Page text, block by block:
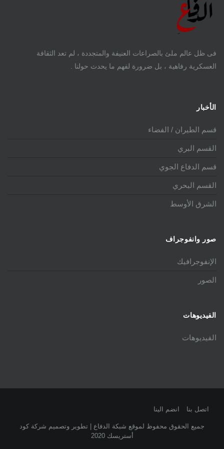
فى ظل عالم ملئ بالصراعات العنيفة والمتجددة ، لم تعد الثقافة
العسكرية رفاهية ، بل ضرورة لفهم ما يحدث حولنا .
الأخبار
قسم الطيران / الفضاء
القسم البري
قسم الدفاع الجوي
القسم البحري
الشرق الأوسط
صور وانفوجراف
الإنفوجرافيك
الصور
الفيديوهات
الفيديوهات
اتصل بنا انضم الينا
جميع الحقوق محفوظ لموقع شبكة الدفاع | تطوير وتصميم شركة كود
أستريسك 2020